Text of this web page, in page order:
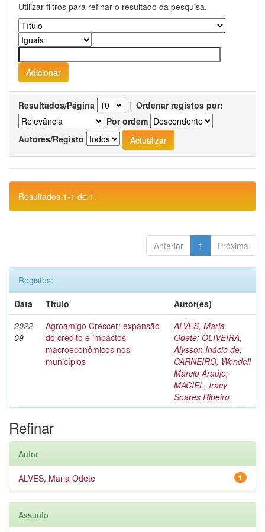
Utilizar filtros para refinar o resultado da pesquisa.
Resultados/Página | Ordenar registos por:
Por ordem
Autores/Registo
Resultados 1-1 de 1.
Anterior 1 Próxima
Registos:
Data
Título
Autor(es)
2022-
09
Agroamigo Crescer: expansão
do crédito e impactos
macroeconômicos nos
municípios
ALVES, Maria
Odete; OLIVEIRA,
Alysson Inácio de;
CARNEIRO, Wendell
Márcio Araújo;
MACIEL, Iracy
Soares Ribeiro
Refinar
Autor
1
ALVES, Maria Odete
Assunto